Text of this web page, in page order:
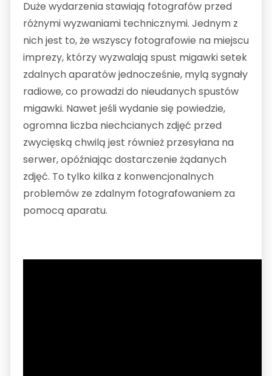
Duże wydarzenia stawiają fotografów przed
różnymi wyzwaniami technicznymi. Jednym z
nich jest to, że wszyscy fotografowie na miejscu
imprezy, którzy wyzwalają spust migawki setek
zdalnych aparatów jednocześnie, mylą sygnały
radiowe, co prowadzi do nieudanych spustów
migawki. Nawet jeśli wydanie się powiedzie,
ogromna liczba niechcianych zdjęć przed
zwycięską chwilą jest również przesyłana na
serwer, opóźniając dostarczenie żądanych
zdjęć. To tylko kilka z konwencjonalnych
problemów ze zdalnym fotografowaniem za
pomocą aparatu.